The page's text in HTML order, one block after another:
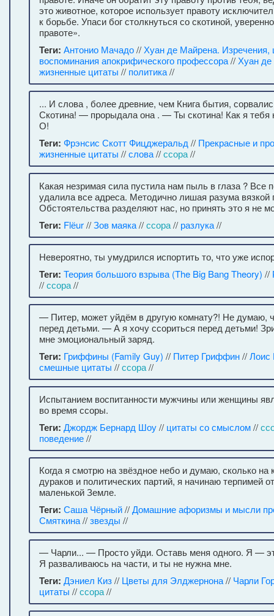
это животное, которое использует правоту
к борьбе. Упаси бог столкнуться со скотиной,
правоте».
Теги: Антонио Мачадо// Хуан де Майрена. Изречения,
воспоминания апокрифического профессора// Хуан
жизненные цитаты // политика//
... И слова , более древние, чем Книга бытия,
Скотина! — прорыдала она . — Ты скотина! Как я тебя
О!
Теги: Фрэнсис Скотт Фицджеральд // Прекрасные и
жизненные цитаты //слова//ссора//
Какая незримая сила пустила нам пыль в глаза ? Все
удалила все адреса. Методично лишая разума вязкой
Обстоятельства разделяют нас, но принять это я не
Теги: Flёur//Зов маяка//ссора// разлука//
Невероятно, ты умудрился испортить то, что уже
Теги: Теория большого взрыва (The Big Bang Theory) //
//ссора//
— Питер, может уйдём в другую комнату?! Не думаю,
перед детьми. — А я хочу ссориться перед детьми!
мне эмоциональный заряд.
Теги: Гриффины (Family Guy) // Питер Гриффин//Лоис
смешные цитаты //ссора//
Испытанием воспитанности мужчины или женщины
во время ссоры.
Теги: Джордж Бернард Шоу// цитаты со смыслом//
поведение//
Когда я смотрю на звёздное небо и думаю, сколько на
дураков и политических партий, я начинаю терпимей
маленькой Земле.
Теги: Саша Чёрный//Домашние афоризмы и мысли
Смяткина//звезды //
— Чарли... — Просто уйди. Оставь меня одного. Я —
Я разваливаюсь на части, и ты не нужна мне.
Теги: Дэниел Киз// Цветы для Элджернона// Чарли
цитаты //ссора//